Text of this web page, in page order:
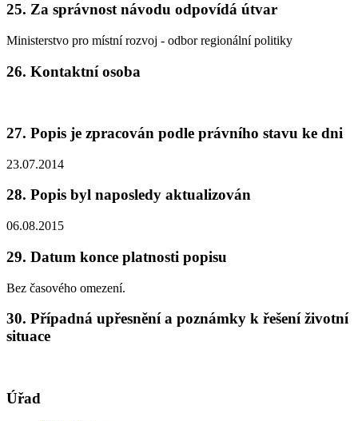
25. Za správnost návodu odpovídá útvar
Ministerstvo pro místní rozvoj - odbor regionální politiky
26. Kontaktní osoba
27. Popis je zpracován podle právního stavu ke dni
23.07.2014
28. Popis byl naposledy aktualizován
06.08.2015
29. Datum konce platnosti popisu
Bez časového omezení.
30. Případná upřesnění a poznámky k řešení životní
situace
Úřad